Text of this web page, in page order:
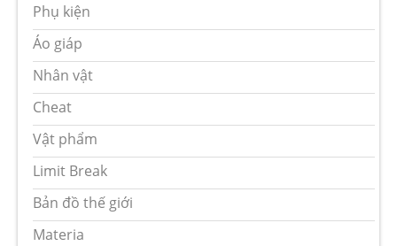
Phụ kiện
Áo giáp
Nhân vật
Cheat
Vật phẩm
Limit Break
Bản đồ thế giới
Materia